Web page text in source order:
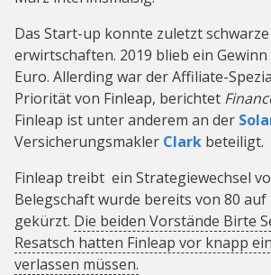
Das Start-up konnte zuletzt
erwirtschaften. 2019 blieb ein Gewinn
Euro. Allerding war der Affiliate-
Priorität von Finleap, berichtet
Finleap ist unter anderem an der
Versicherungsmakler Clark beteiligt.
Finleap treibt ein Strategiewechsel
Belegschaft wurde bereits von 80
gekürzt. Die beiden Vorstände Birte
Resatsch hatten Finleap vor knapp
verlassen müssen.